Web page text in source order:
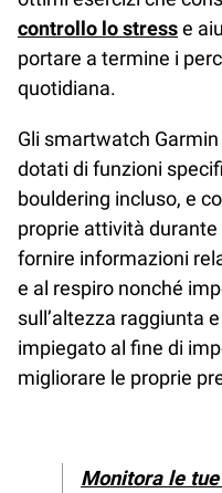
controllo lo stresse
portare a termine i
quotidiana.
Gli smartwatch
dotati di funzioni
bouldering incluso, e
proprie attività durante
fornire informazioni
e al respiro nonché
sull’altezza raggiunta
impiegato al fine di
migliorare le proprie
Monitora le